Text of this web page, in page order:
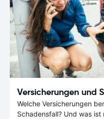
Versicherungen und
Welche Versicherungen
Schadensfall? Und was